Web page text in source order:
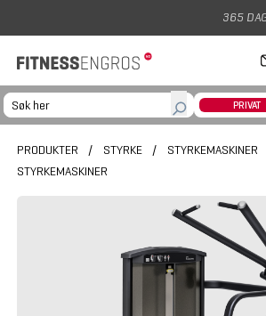
365 DAGERS RETURRETT
PRIVAT
PRODUKTER / STYRKE / STYRKEMASKINER
STYRKEMASKINER